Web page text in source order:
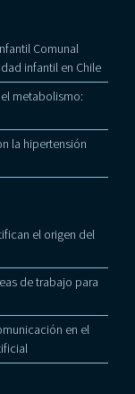
Comunal
infantil en Chile
metabolismo:
la hipertensión
el origen del
de trabajo para
en el